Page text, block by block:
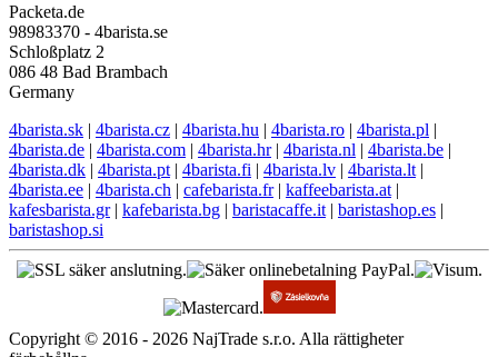
Packeta.de
98983370 - 4barista.se
Schloßplatz 2
086 48 Bad Brambach
Germany
4barista.sk | 4barista.cz | 4barista.hu | 4barista.ro | 4barista.pl |
4barista.de | 4barista.com | 4barista.hr| 4barista.nl | 4barista.be |
4barista.dk | 4barista.pt | 4barista.fi | 4barista.lv | 4barista.lt |
4barista.ee | 4barista.ch | cafebarista.fr| kaffeebarista.at |
kafesbarista.gr| kafebarista.bg | baristacaffe.it | baristashop.es |
baristashop.si
Copyright © 2016 - 2026 NajTrade s.r.o. Alla rättigheter